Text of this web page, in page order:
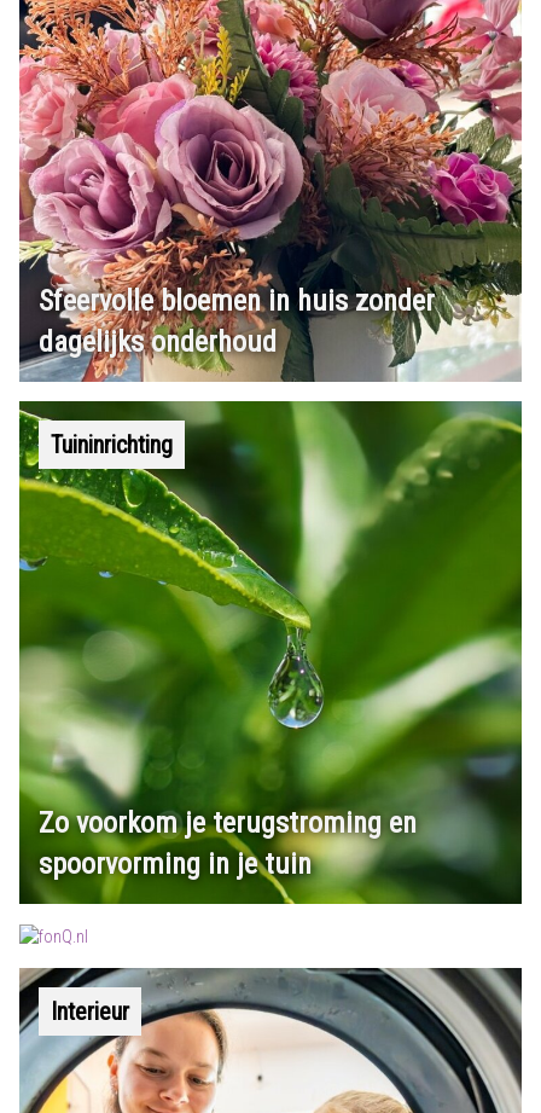
Sfeervolle bloemen in huis zonder
dagelijks onderhoud
Tuininrichting
Zo voorkom je terugstroming en
spoorvorming in je tuin
Interieur